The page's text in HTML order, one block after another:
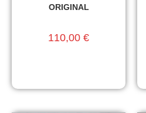
ORIGINAL
110,00 €